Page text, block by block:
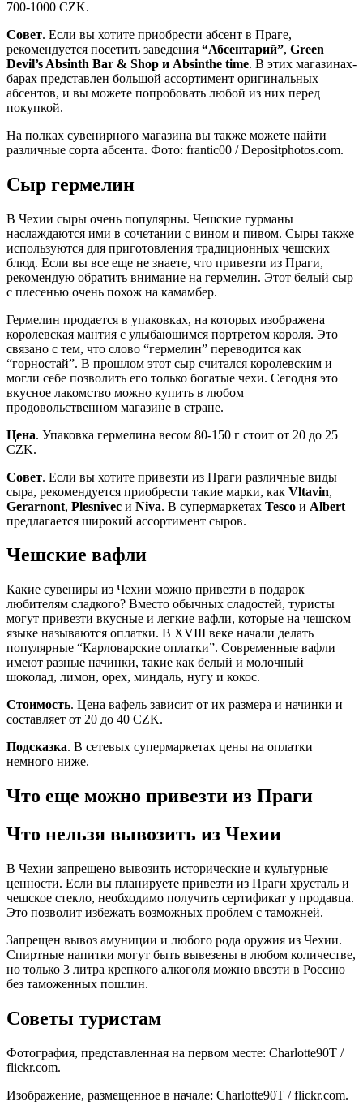
700-1000 CZK.
Совет. Если вы хотите приобрести абсент в Праге,
рекомендуется посетить заведения “Абсентарий”, Green
Devil’s Absinth Bar & Shop и Absinthe time. В этих магазинах-
барах представлен большой ассортимент оригинальных
абсентов, и вы можете попробовать любой из них перед
покупкой.
На полках сувенирного магазина вы также можете найти
различные сорта абсента. Фото: frantic00 / Depositphotos.com.
Сыр гермелин
В Чехии сыры очень популярны. Чешские гурманы
наслаждаются ими в сочетании с вином и пивом. Сыры также
используются для приготовления традиционных чешских
блюд. Если вы все еще не знаете, что привезти из Праги,
рекомендую обратить внимание на гермелин. Этот белый сыр
с плесенью очень похож на камамбер.
Гермелин продается в упаковках, на которых изображена
королевская мантия с улыбающимся портретом короля. Это
связано с тем, что слово “гермелин” переводится как
“горностай”. В прошлом этот сыр считался королевским и
могли себе позволить его только богатые чехи. Сегодня это
вкусное лакомство можно купить в любом
продовольственном магазине в стране.
Цена. Упаковка гермелина весом 80-150 г стоит от 20 до 25
CZK.
Совет. Если вы хотите привезти из Праги различные виды
сыра, рекомендуется приобрести такие марки, как Vltavin,
Gerarnont, Plesnivec и Niva. В супермаркетах Tesco и Albert
предлагается широкий ассортимент сыров.
Чешские вафли
Какие сувениры из Чехии можно привезти в подарок
любителям сладкого? Вместо обычных сладостей, туристы
могут привезти вкусные и легкие вафли, которые на чешском
языке называются оплатки. В XVIII веке начали делать
популярные “Карловарские оплатки”. Современные вафли
имеют разные начинки, такие как белый и молочный
шоколад, лимон, орех, миндаль, нугу и кокос.
Стоимость. Цена вафель зависит от их размера и начинки и
составляет от 20 до 40 CZK.
Подсказка. В сетевых супермаркетах цены на оплатки
немного ниже.
Что еще можно привезти из Праги
Что нельзя вывозить из Чехии
В Чехии запрещено вывозить исторические и культурные
ценности. Если вы планируете привезти из Праги хрусталь и
чешское стекло, необходимо получить сертификат у продавца.
Это позволит избежать возможных проблем с таможней.
Запрещен вывоз амуниции и любого рода оружия из Чехии.
Спиртные напитки могут быть вывезены в любом количестве,
но только 3 литра крепкого алкоголя можно ввезти в Россию
без таможенных пошлин.
Советы туристам
Фотография, представленная на первом месте: Charlotte90T /
flickr.com.
Изображение, размещенное в начале: Charlotte90T / flickr.com.